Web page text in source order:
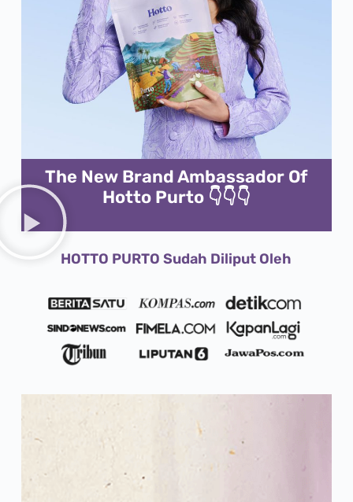
The New Brand Ambassador Of
Hotto Purto 👇👇👇
HOTTO PURTO Sudah Diliput Oleh